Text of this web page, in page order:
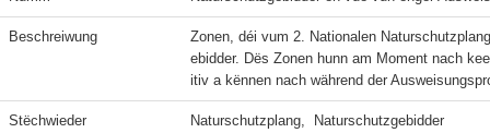
Beschreiwung
Zonen, déi vum 2. Nationalen
ebidder. Dës Zonen hunn am Moment nach
itiv a kënnen nach während der
Stëchwieder Naturschutzplang,  Naturschutzgebidder